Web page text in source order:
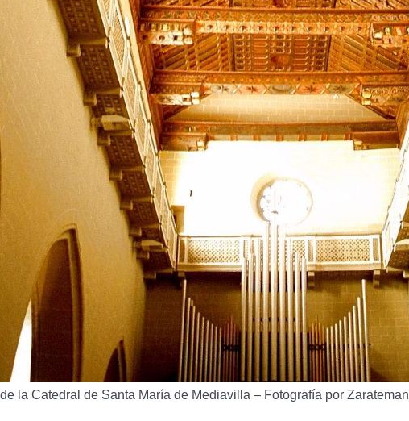
la Catedral de Santa María de Mediavilla – Fotografía por Zarateman